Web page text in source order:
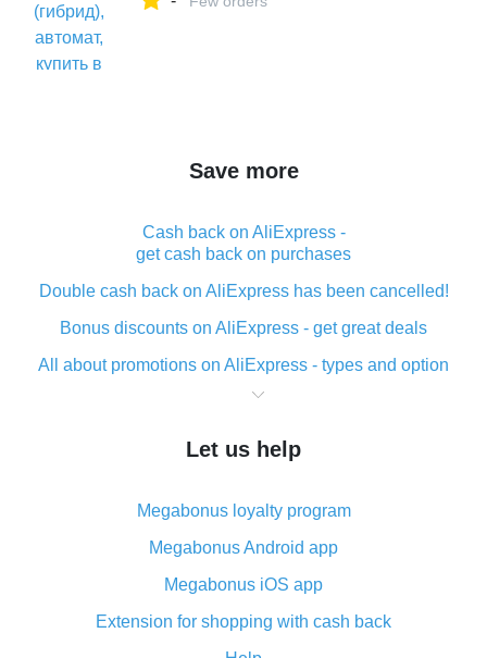
Save more
Cash back on AliExpress -
get cash back on purchases
Double cash back on AliExpress has been cancelled!
Bonus discounts on AliExpress - get great deals
All about promotions on AliExpress - types and option
What is cash back when making purchases on
The best place to download cash back for AliExpress
What is the AliExpress cash back plugin and what are
its advantages
Cash back from the AliExpress mobile app -
advantages of the plugin
Double cash back on AliExpress has been cancelled!
Let us help
Megabonus loyalty program
Megabonus Android app
Megabonus iOS app
Extension for shopping with cash back